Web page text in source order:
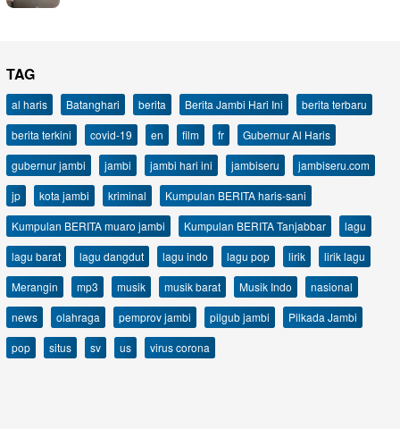
TAG
al haris Batanghari berita Berita Jambi Hari Ini
berita terbaru
berita terkini
covid-19 en film fr
Gubernur Al Haris
gubernur jambi
jambi jambi hari ini jambiseru
jambiseru.com
jp
kota jambi kriminal
Kumpulan BERITA haris-sani
Kumpulan BERITA muaro jambi
Kumpulan BERITA Tanjabbar
lagu
lagu barat
lagu dangdut lagu indo lagu pop lirik
lirik lagu
Merangin
mp3 musik musik barat Musik Indo
nasional
news
olahraga pemprov jambi pilgub jambi
Pilkada Jambi
pop
situs sv us virus corona